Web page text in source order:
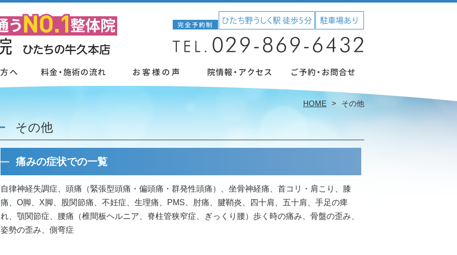
HOME その他
その他
痛みの症状での一覧
自律神経失調症、頭痛（緊張型頭痛・偏頭痛・群発性頭痛）、坐骨神経痛、首コリ・肩こり、膝
痛、O脚、X脚、股関節痛、不妊症、生理痛、PMS、肘痛、腱鞘炎、四十肩、五十肩、手足の痺
れ、顎関節症、腰痛（椎間板ヘルニア、脊柱管狭窄症、ぎっくり腰）歩く時の痛み、骨盤の歪み、
姿勢の歪み、側弯症